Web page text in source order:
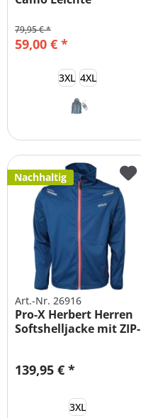
59,00 € *
79,95 € *
3XL 4XL
Nachhaltig
Art.-Nr. 26916
Pro-X Herbert Herren
Softshelljacke mit ZIP-
139,95 € *
3XL